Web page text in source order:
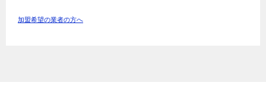
加盟希望の業者の方へ